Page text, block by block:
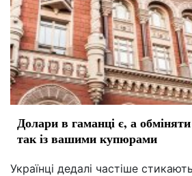
Долари в гаманці є, а
так із вашими купюрами
Українці дедалі частіше